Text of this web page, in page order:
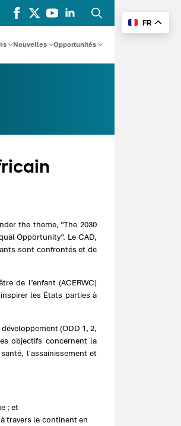
Recherche
for:
Nouvelles Opportunités
the theme, “The 2030
Opportunity”. Le CAD,
sont confrontés et de
de l’enfant (ACERWC)
les États parties à
(ODD 1, 2,
objectifs concernent la
l'assainissement et
; et
travers le continent en
FR